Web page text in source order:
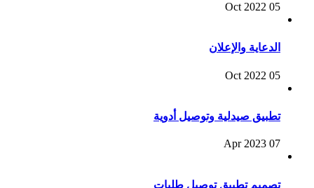
05 Oct 2022
الدعاية والإعلان
05 Oct 2022
تطبيق صيدلية وتوصيل أدوية
07 Apr 2023
تصميم تطبيق توصيل طلبات